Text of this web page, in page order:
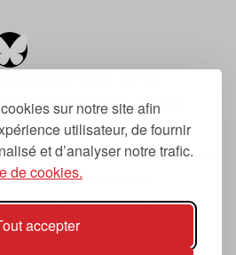
sur notre site afin
utilisateur, de fournir
et d’analyser notre trafic.
de cookies.
accepter
indépendant sur la
tendances, dont la
de 2007.
« prochain », « suivant
la thématique du
nouvelles tendances
de la musique